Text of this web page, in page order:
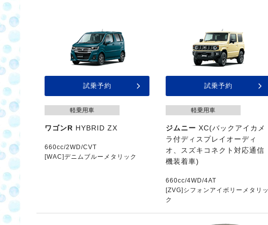
試乗予約
軽乗用車
ワゴンR HYBRID ZX
660cc/2WD/CVT
[WAC]デニムブルーメタリック
試乗予約
軽乗用車
ジムニー XC(バックアイカメ
ラ付ディスプレイオーディ
オ、スズキコネクト対応通信
機装着車)
660cc/4WD/4AT
[ZVG]シフォンアイボリーメタリッ
ク